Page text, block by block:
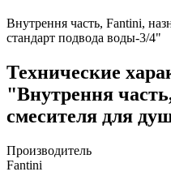
Внутрення часть, Fantini,
стандарт подвода воды-3/4"
Технические
"Внутрення
смесителя для
Производитель
Fantini